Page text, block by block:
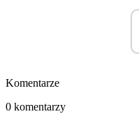
Komentarze
0 komentarzy